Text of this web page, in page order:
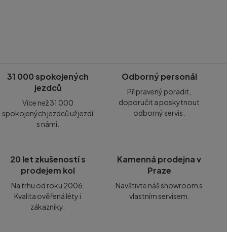
31 000 spokojených
jezdců
Více než 31 000
spokojených jezdců už jezdí
s námi.
Odborný personál
Připravený poradit,
doporučit a poskytnout
odborný servis.
20 let zkušeností s
prodejem kol
Na trhu od roku 2006.
Kvalita ověřená léty i
zákazníky.
Kamenná prodejna v
Praze
Navštivte náš showroom s
vlastním servisem.